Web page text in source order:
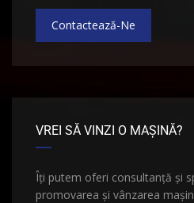
Contactează-Ne
VREI SĂ VINZI O MAȘINĂ?
Îți putem oferi consultanță și
promovarea și vânzarea